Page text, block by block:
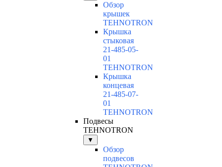
Обзор
крышек
TEHNOTRON
Крышка
стыковая
21-485-05-
01
TEHNOTRON
Крышка
концевая
21-485-07-
01
TEHNOTRON
Подвесы
TEHNOTRON
▼
Обзор
подвесов